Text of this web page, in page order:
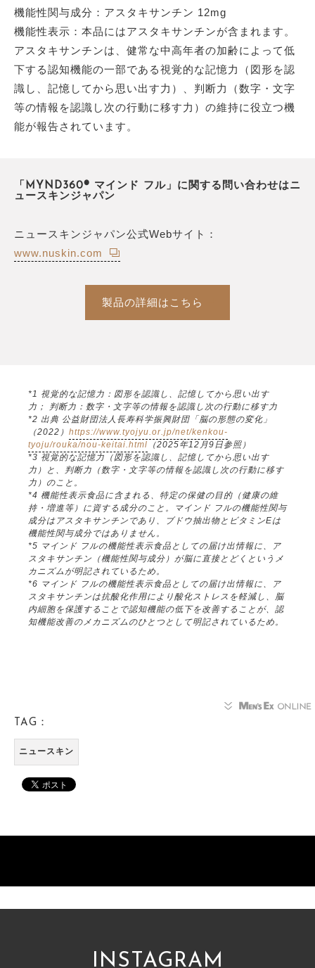
機能性関与成分：アスタキサンチン 12mg
機能性表示：本品にはアスタキサンチンが含まれます。
アスタキサンチンは、健常な中高年者の加齢によって低
下する認知機能の一部である視覚的な記憶力（図形を認
識し、記憶してから思い出す力）、判断力（数字・文字
等の情報を認識し次の行動に移す力）の維持に役立つ機
能が報告されています。
「MYND360® マインド フル」に関する問い合わせはニ
ュースキンジャパン
ニュースキンジャパン公式Webサイト：
www.nuskin.com
製品の詳細はこちら
*1 視覚的な記憶力：図形を認識し、記憶してから思い出す
力； 判断力：数字・文字等の情報を認識し次の行動に移す力
*2 出典 公益財団法人長寿科学振興財団「脳の形態の変化」
（2022） https://www.tyojyu.or.jp/net/kenkou-
tyoju/rouka/nou-keitai.html （2025年12月9日参照）
*3 視覚的な記憶力（図形を認識し、記憶してから思い出す
力）と、判断力（数字・文字等の情報を認識し次の行動に移す
力）のこと。
*4 機能性表示食品に含まれる、特定の保健の目的（健康の維
持・増進等）に資する成分のこと。マインド フルの機能性関与
成分はアスタキサンチンであり、ブドウ抽出物とビタミンEは
機能性関与成分ではありません。
*5 マインド フルの機能性表示食品としての届け出情報に、ア
スタキサンチン（機能性関与成分）が脳に直接とどくというメ
カニズムが明記されているため。
*6 マインド フルの機能性表示食品としての届け出情報に、ア
スタキサンチンは抗酸化作用により酸化ストレスを軽減し、脳
内細胞を保護することで認知機能の低下を改善することが、認
知機能改善のメカニズムのひとつとして明記されているため。
TAG：
ニュースキン
INSTAGRAM